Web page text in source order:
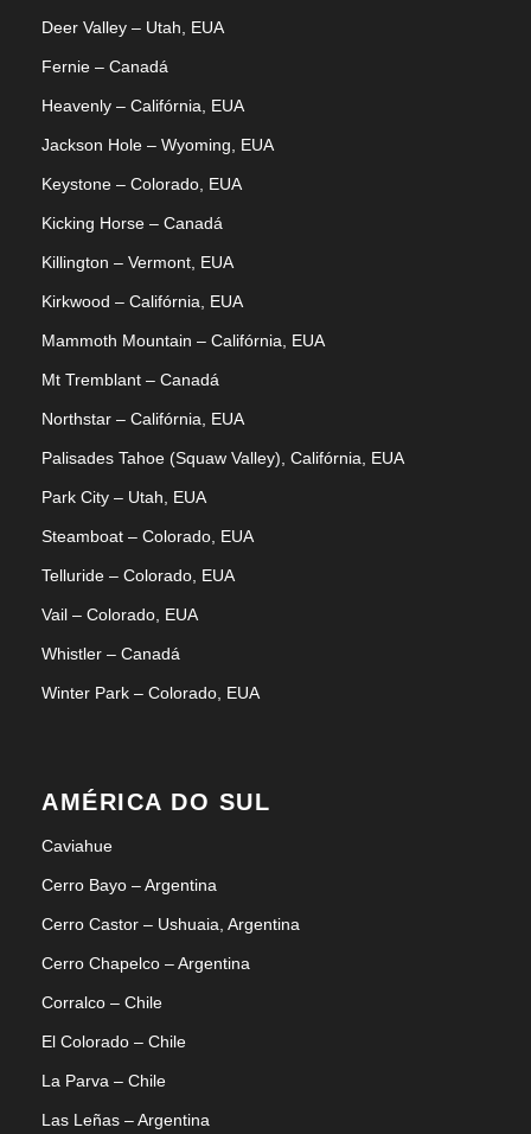
Deer Valley – Utah, EUA
Fernie – Canadá
Heavenly – Califórnia, EUA
Jackson Hole – Wyoming, EUA
Keystone – Colorado, EUA
Kicking Horse – Canadá
Killington – Vermont, EUA
Kirkwood – Califórnia, EUA
Mammoth Mountain – Califórnia, EUA
Mt Tremblant – Canadá
Northstar – Califórnia, EUA
Palisades Tahoe (Squaw Valley), Califórnia, EUA
Park City – Utah, EUA
Steamboat – Colorado, EUA
Telluride – Colorado, EUA
Vail – Colorado, EUA
Whistler – Canadá
Winter Park – Colorado, EUA
AMÉRICA DO SUL
Caviahue
Cerro Bayo – Argentina
Cerro Castor – Ushuaia, Argentina
Cerro Chapelco – Argentina
Corralco – Chile
El Colorado – Chile
La Parva – Chile
Las Leñas – Argentina